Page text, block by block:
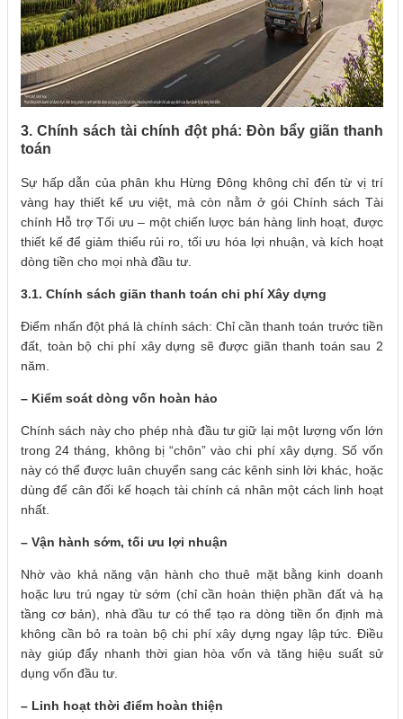
3. Chính sách tài chính đột phá: Đòn bẩy giãn thanh
toán
Sự hấp dẫn của phân khu Hừng Đông không chỉ đến từ vị trí
vàng hay thiết kế ưu việt, mà còn nằm ở gói Chính sách Tài
chính Hỗ trợ Tối ưu – một chiến lược bán hàng linh hoạt, được
thiết kế để giảm thiểu rủi ro, tối ưu hóa lợi nhuận, và kích hoạt
dòng tiền cho mọi nhà đầu tư.
3.1. Chính sách giãn thanh toán chi phí Xây dựng
Điểm nhấn đột phá là chính sách: Chỉ cần thanh toán trước tiền
đất, toàn bộ chi phí xây dựng sẽ được giãn thanh toán sau 2
năm.
– Kiểm soát dòng vốn hoàn hảo
Chính sách này cho phép nhà đầu tư giữ lại một lượng vốn lớn
trong 24 tháng, không bị “chôn” vào chi phí xây dựng. Số vốn
này có thể được luân chuyển sang các kênh sinh lời khác, hoặc
dùng để cân đối kế hoạch tài chính cá nhân một cách linh hoạt
nhất.
– Vận hành sớm, tối ưu lợi nhuận
Nhờ vào khả năng vận hành cho thuê mặt bằng kinh doanh
hoặc lưu trú ngay từ sớm (chỉ cần hoàn thiện phần đất và hạ
tầng cơ bản), nhà đầu tư có thể tạo ra dòng tiền ổn định mà
không cần bỏ ra toàn bộ chi phí xây dựng ngay lập tức. Điều
này giúp đẩy nhanh thời gian hòa vốn và tăng hiệu suất sử
dụng vốn đầu tư.
– Linh hoạt thời điểm hoàn thiện